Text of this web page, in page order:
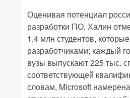
Оценивая потенциал
разработки ПО, Халин
1,4 млн студентов,
разработчиками; каждый
вузы выпускают 225 тыс.
соответствующей
словам, Microsoft